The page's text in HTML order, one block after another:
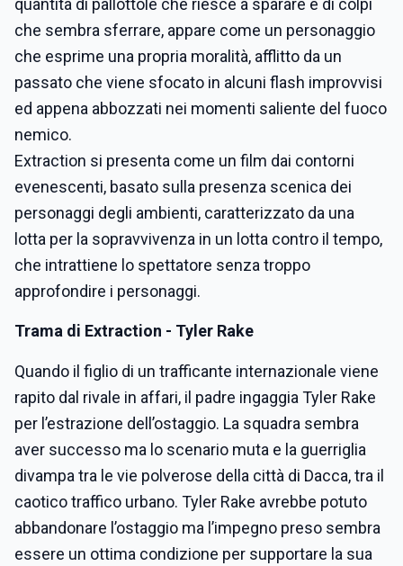
quantità di pallottole che riesce a sparare e di colpi
che sembra sferrare, appare come un personaggio
che esprime una propria moralità, afflitto da un
passato che viene sfocato in alcuni flash improvvisi
ed appena abbozzati nei momenti saliente del fuoco
nemico.
Extraction si presenta come un film dai contorni
evenescenti, basato sulla presenza scenica dei
personaggi degli ambienti, caratterizzato da una
lotta per la sopravvivenza in un lotta contro il tempo,
che intrattiene lo spettatore senza troppo
approfondire i personaggi.
Trama di Extraction - Tyler Rake
Quando il figlio di un trafficante internazionale viene
rapito dal rivale in affari, il padre ingaggia Tyler Rake
per l’estrazione dell’ostaggio. La squadra sembra
aver successo ma lo scenario muta e la guerriglia
divampa tra le vie polverose della città di Dacca, tra il
caotico traffico urbano. Tyler Rake avrebbe potuto
abbandonare l’ostaggio ma l’impegno preso sembra
essere un ottima condizione per supportare la sua